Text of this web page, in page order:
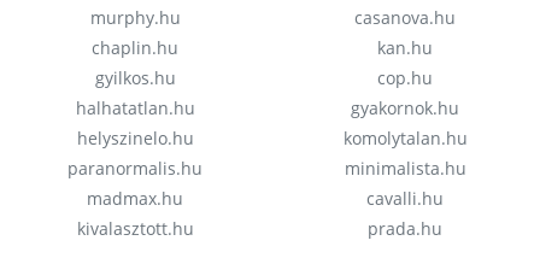
murphy.hu
chaplin.hu
gyilkos.hu
halhatatlan.hu
helyszinelo.hu
paranormalis.hu
madmax.hu
kivalasztott.hu
casanova.hu
kan.hu
cop.hu
gyakornok.hu
komolytalan.hu
minimalista.hu
cavalli.hu
prada.hu